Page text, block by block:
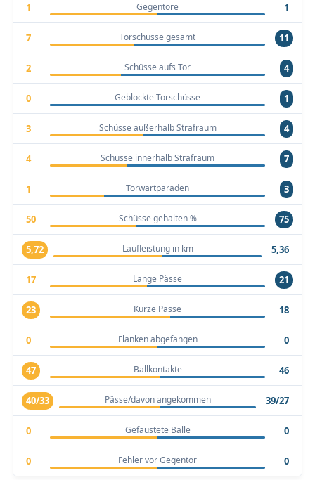
1 Gegentore 1
7 Torschüsse gesamt 11
2 Schüsse aufs Tor 4
0 Geblockte Torschüsse 1
3 Schüsse außerhalb Strafraum 4
4 Schüsse innerhalb Strafraum 7
1 Torwartparaden 3
50 Schüsse gehalten % 75
5,72 Laufleistung in km 5,36
17 Lange Pässe 21
23 Kurze Pässe 18
0 Flanken abgefangen 0
47 Ballkontakte 46
40/33 Pässe/davon angekommen 39/27
0 Gefaustete Bälle 0
0 Fehler vor Gegentor 0